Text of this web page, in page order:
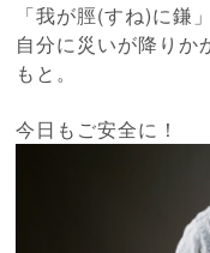
「我が脛(すね)に鎌
自分に災いが降りか
もと。
今日もご安全に！